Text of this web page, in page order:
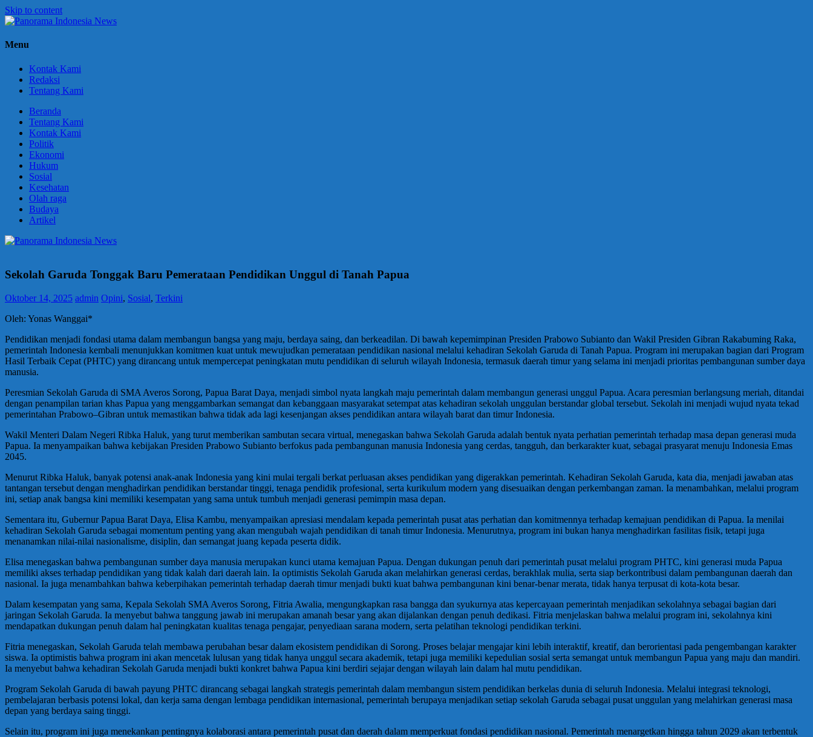
Skip to content
Panorama
Berani
Menu
Kontak Kami
Redaksi
Tentang Kami
Beranda
Tentang Kami
Kontak Kami
Politik
Ekonomi
Hukum
Sosial
Kesehatan
Olah raga
Budaya
Artikel
Sekolah Garuda Tonggak Baru Pemerataan Pendidikan Unggul di Tanah Papua
Oktober 14, 2025 admin Opini, Sosial, Terkini
Oleh: Yonas Wanggai*
Pendidikan menjadi fondasi utama dalam membangun bangsa yang maju, berdaya saing, dan berkeadilan. Di bawah kepemimpinan Presiden Prabowo Subianto dan Wakil Presiden Gibran Rakabuming Raka,
pemerintah Indonesia kembali menunjukkan komitmen kuat untuk mewujudkan pemerataan pendidikan nasional melalui kehadiran Sekolah Garuda di Tanah Papua. Program ini merupakan bagian dari Program
Hasil Terbaik Cepat (PHTC) yang dirancang untuk mempercepat peningkatan mutu pendidikan di seluruh wilayah Indonesia, termasuk daerah timur yang selama ini menjadi prioritas pembangunan sumber daya
manusia.
Peresmian Sekolah Garuda di SMA Averos Sorong, Papua Barat Daya, menjadi simbol nyata langkah maju pemerintah dalam membangun generasi unggul Papua. Acara peresmian berlangsung meriah, ditandai
dengan penampilan tarian khas Papua yang menggambarkan semangat dan kebanggaan masyarakat setempat atas kehadiran sekolah unggulan berstandar global tersebut. Sekolah ini menjadi wujud nyata tekad
pemerintahan Prabowo–Gibran untuk memastikan bahwa tidak ada lagi kesenjangan akses pendidikan antara wilayah barat dan timur Indonesia.
Wakil Menteri Dalam Negeri Ribka Haluk, yang turut memberikan sambutan secara virtual, menegaskan bahwa Sekolah Garuda adalah bentuk nyata perhatian pemerintah terhadap masa depan generasi muda
Papua. Ia menyampaikan bahwa kebijakan Presiden Prabowo Subianto berfokus pada pembangunan manusia Indonesia yang cerdas, tangguh, dan berkarakter kuat, sebagai prasyarat menuju Indonesia Emas
2045.
Menurut Ribka Haluk, banyak potensi anak-anak Indonesia yang kini mulai tergali berkat perluasan akses pendidikan yang digerakkan pemerintah. Kehadiran Sekolah Garuda, kata dia, menjadi jawaban atas
tantangan tersebut dengan menghadirkan pendidikan berstandar tinggi, tenaga pendidik profesional, serta kurikulum modern yang disesuaikan dengan perkembangan zaman. Ia menambahkan, melalui program
ini, setiap anak bangsa kini memiliki kesempatan yang sama untuk tumbuh menjadi generasi pemimpin masa depan.
Sementara itu, Gubernur Papua Barat Daya, Elisa Kambu, menyampaikan apresiasi mendalam kepada pemerintah pusat atas perhatian dan komitmennya terhadap kemajuan pendidikan di Papua. Ia menilai
kehadiran Sekolah Garuda sebagai momentum penting yang akan mengubah wajah pendidikan di tanah timur Indonesia. Menurutnya, program ini bukan hanya menghadirkan fasilitas fisik, tetapi juga
menanamkan nilai-nilai nasionalisme, disiplin, dan semangat juang kepada peserta didik.
Elisa menegaskan bahwa pembangunan sumber daya manusia merupakan kunci utama kemajuan Papua. Dengan dukungan penuh dari pemerintah pusat melalui program PHTC, kini generasi muda Papua
memiliki akses terhadap pendidikan yang tidak kalah dari daerah lain. Ia optimistis Sekolah Garuda akan melahirkan generasi cerdas, berakhlak mulia, serta siap berkontribusi dalam pembangunan daerah dan
nasional. Ia juga menambahkan bahwa keberpihakan pemerintah terhadap daerah timur menjadi bukti kuat bahwa pembangunan kini benar-benar merata, tidak hanya terpusat di kota-kota besar.
Dalam kesempatan yang sama, Kepala Sekolah SMA Averos Sorong, Fitria Awalia, mengungkapkan rasa bangga dan syukurnya atas kepercayaan pemerintah menjadikan sekolahnya sebagai bagian dari
jaringan Sekolah Garuda. Ia menyebut bahwa tanggung jawab ini merupakan amanah besar yang akan dijalankan dengan penuh dedikasi. Fitria menjelaskan bahwa melalui program ini, sekolahnya kini
mendapatkan dukungan penuh dalam hal peningkatan kualitas tenaga pengajar, penyediaan sarana modern, serta pelatihan teknologi pendidikan terkini.
Fitria menegaskan, Sekolah Garuda telah membawa perubahan besar dalam ekosistem pendidikan di Sorong. Proses belajar mengajar kini lebih interaktif, kreatif, dan berorientasi pada pengembangan karakter
siswa. Ia optimistis bahwa program ini akan mencetak lulusan yang tidak hanya unggul secara akademik, tetapi juga memiliki kepedulian sosial serta semangat untuk membangun Papua yang maju dan mandiri.
Ia menyebut bahwa kehadiran Sekolah Garuda menjadi bukti konkret bahwa Papua kini berdiri sejajar dengan wilayah lain dalam hal mutu pendidikan.
Program Sekolah Garuda di bawah payung PHTC dirancang sebagai langkah strategis pemerintah dalam membangun sistem pendidikan berkelas dunia di seluruh Indonesia. Melalui integrasi teknologi,
pembelajaran berbasis potensi lokal, dan kerja sama dengan lembaga pendidikan internasional, pemerintah berupaya menjadikan setiap sekolah Garuda sebagai pusat unggulan yang melahirkan generasi masa
depan yang berdaya saing tinggi.
Selain itu, program ini juga menekankan pentingnya kolaborasi antara pemerintah pusat dan daerah dalam memperkuat fondasi pendidikan nasional. Pemerintah menargetkan hingga tahun 2029 akan terbentuk